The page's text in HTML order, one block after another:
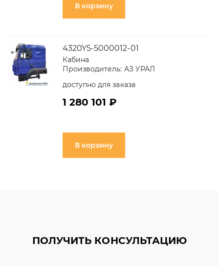
В корзину
4320Y5-5000012-01
Кабина
Производитель: АЗ УРАЛ
доступно для заказа
1 280 101 ₽
В корзину
ПОЛУЧИТЬ КОНСУЛЬТАЦИЮ